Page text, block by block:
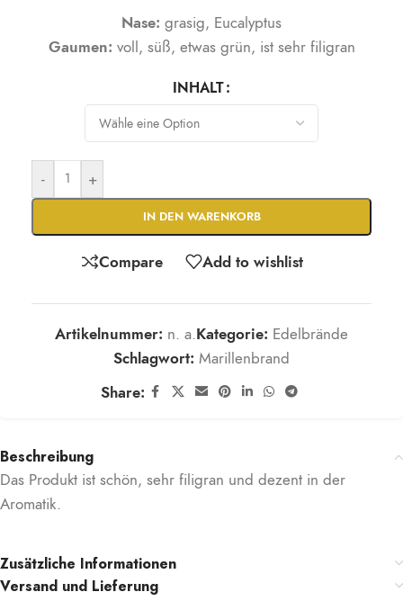
Nase: grasig, Eucalyptus
Gaumen: voll, süß, etwas grün, ist sehr filigran
INHALT
- +
IN DEN WARENKORB
Compare Add to wishlist
Artikelnummer: n. a.Kategorie: Edelbrände
Schlagwort: Marillenbrand
Share:
Beschreibung
Das Produkt ist schön, sehr filigran und dezent in der
Aromatik.
Zusätzliche Informationen
Versand und Lieferung